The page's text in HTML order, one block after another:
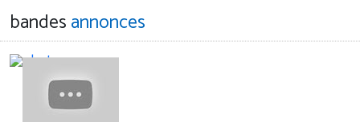
bandesannonces